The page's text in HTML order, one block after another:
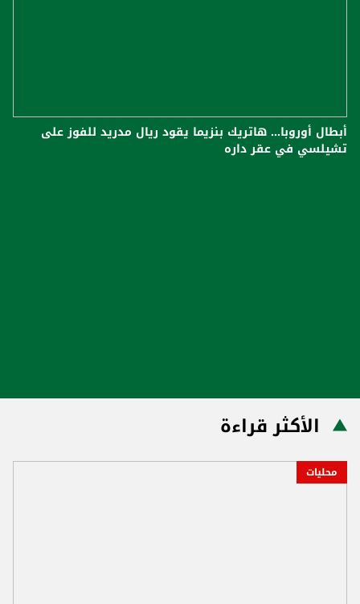
أبطال أوروبا... هاتريك بنزيما يقود ريال مدريد للفوز على
تشيلسي في عقر داره
الأكثر قراءة
محليات